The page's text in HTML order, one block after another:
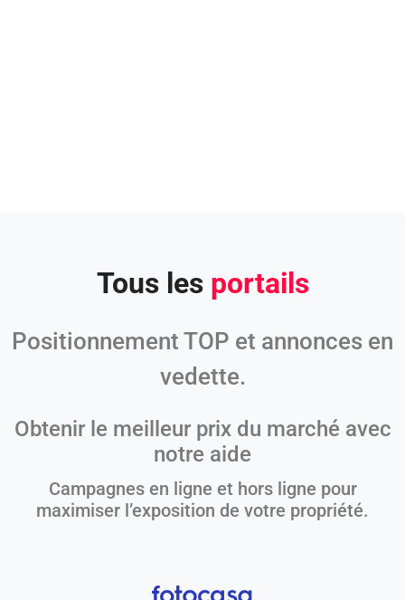
Tous les portails
Positionnement TOP et annonces en
vedette.
Obtenir le meilleur prix du marché avec
notre aide
Campagnes en ligne et hors ligne pour
maximiser l’exposition de votre propriété.